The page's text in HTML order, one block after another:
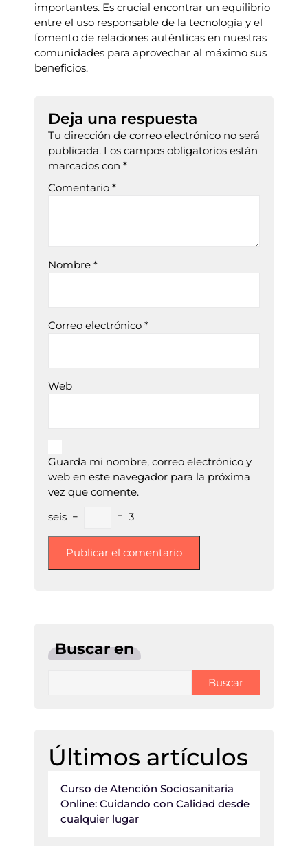
importantes. Es crucial encontrar un equilibrio
entre el uso responsable de la tecnología y el
fomento de relaciones auténticas en nuestras
comunidades para aprovechar al máximo sus
beneficios.
Deja una respuesta
Tu dirección de correo electrónico no será
publicada. Los campos obligatorios están
marcados con *
Comentario *
Nombre *
Correo electrónico *
Web
Guarda mi nombre, correo electrónico y
web en este navegador para la próxima
vez que comente.
seis − = 3
Buscar en
Buscar
Últimos artículos
Curso de Atención Sociosanitaria
Online: Cuidando con Calidad desde
cualquier lugar